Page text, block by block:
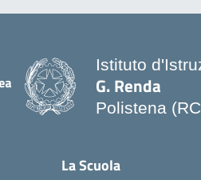
Istituto
G. Renda
Polistena
La Scuola